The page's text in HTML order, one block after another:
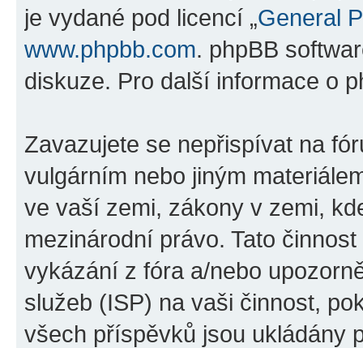
je vydané pod licencí „General
www.phpbb.com. phpBB
diskuze. Pro další informace o
Zavazujete se nepřispívat na
vulgárním nebo jiným
ve vaší zemi, zákony v zemi,
mezinárodní právo. Tato
vykázání z fóra a/nebo
služeb (ISP) na vaši činnost,
všech příspěvků jsou ukládány